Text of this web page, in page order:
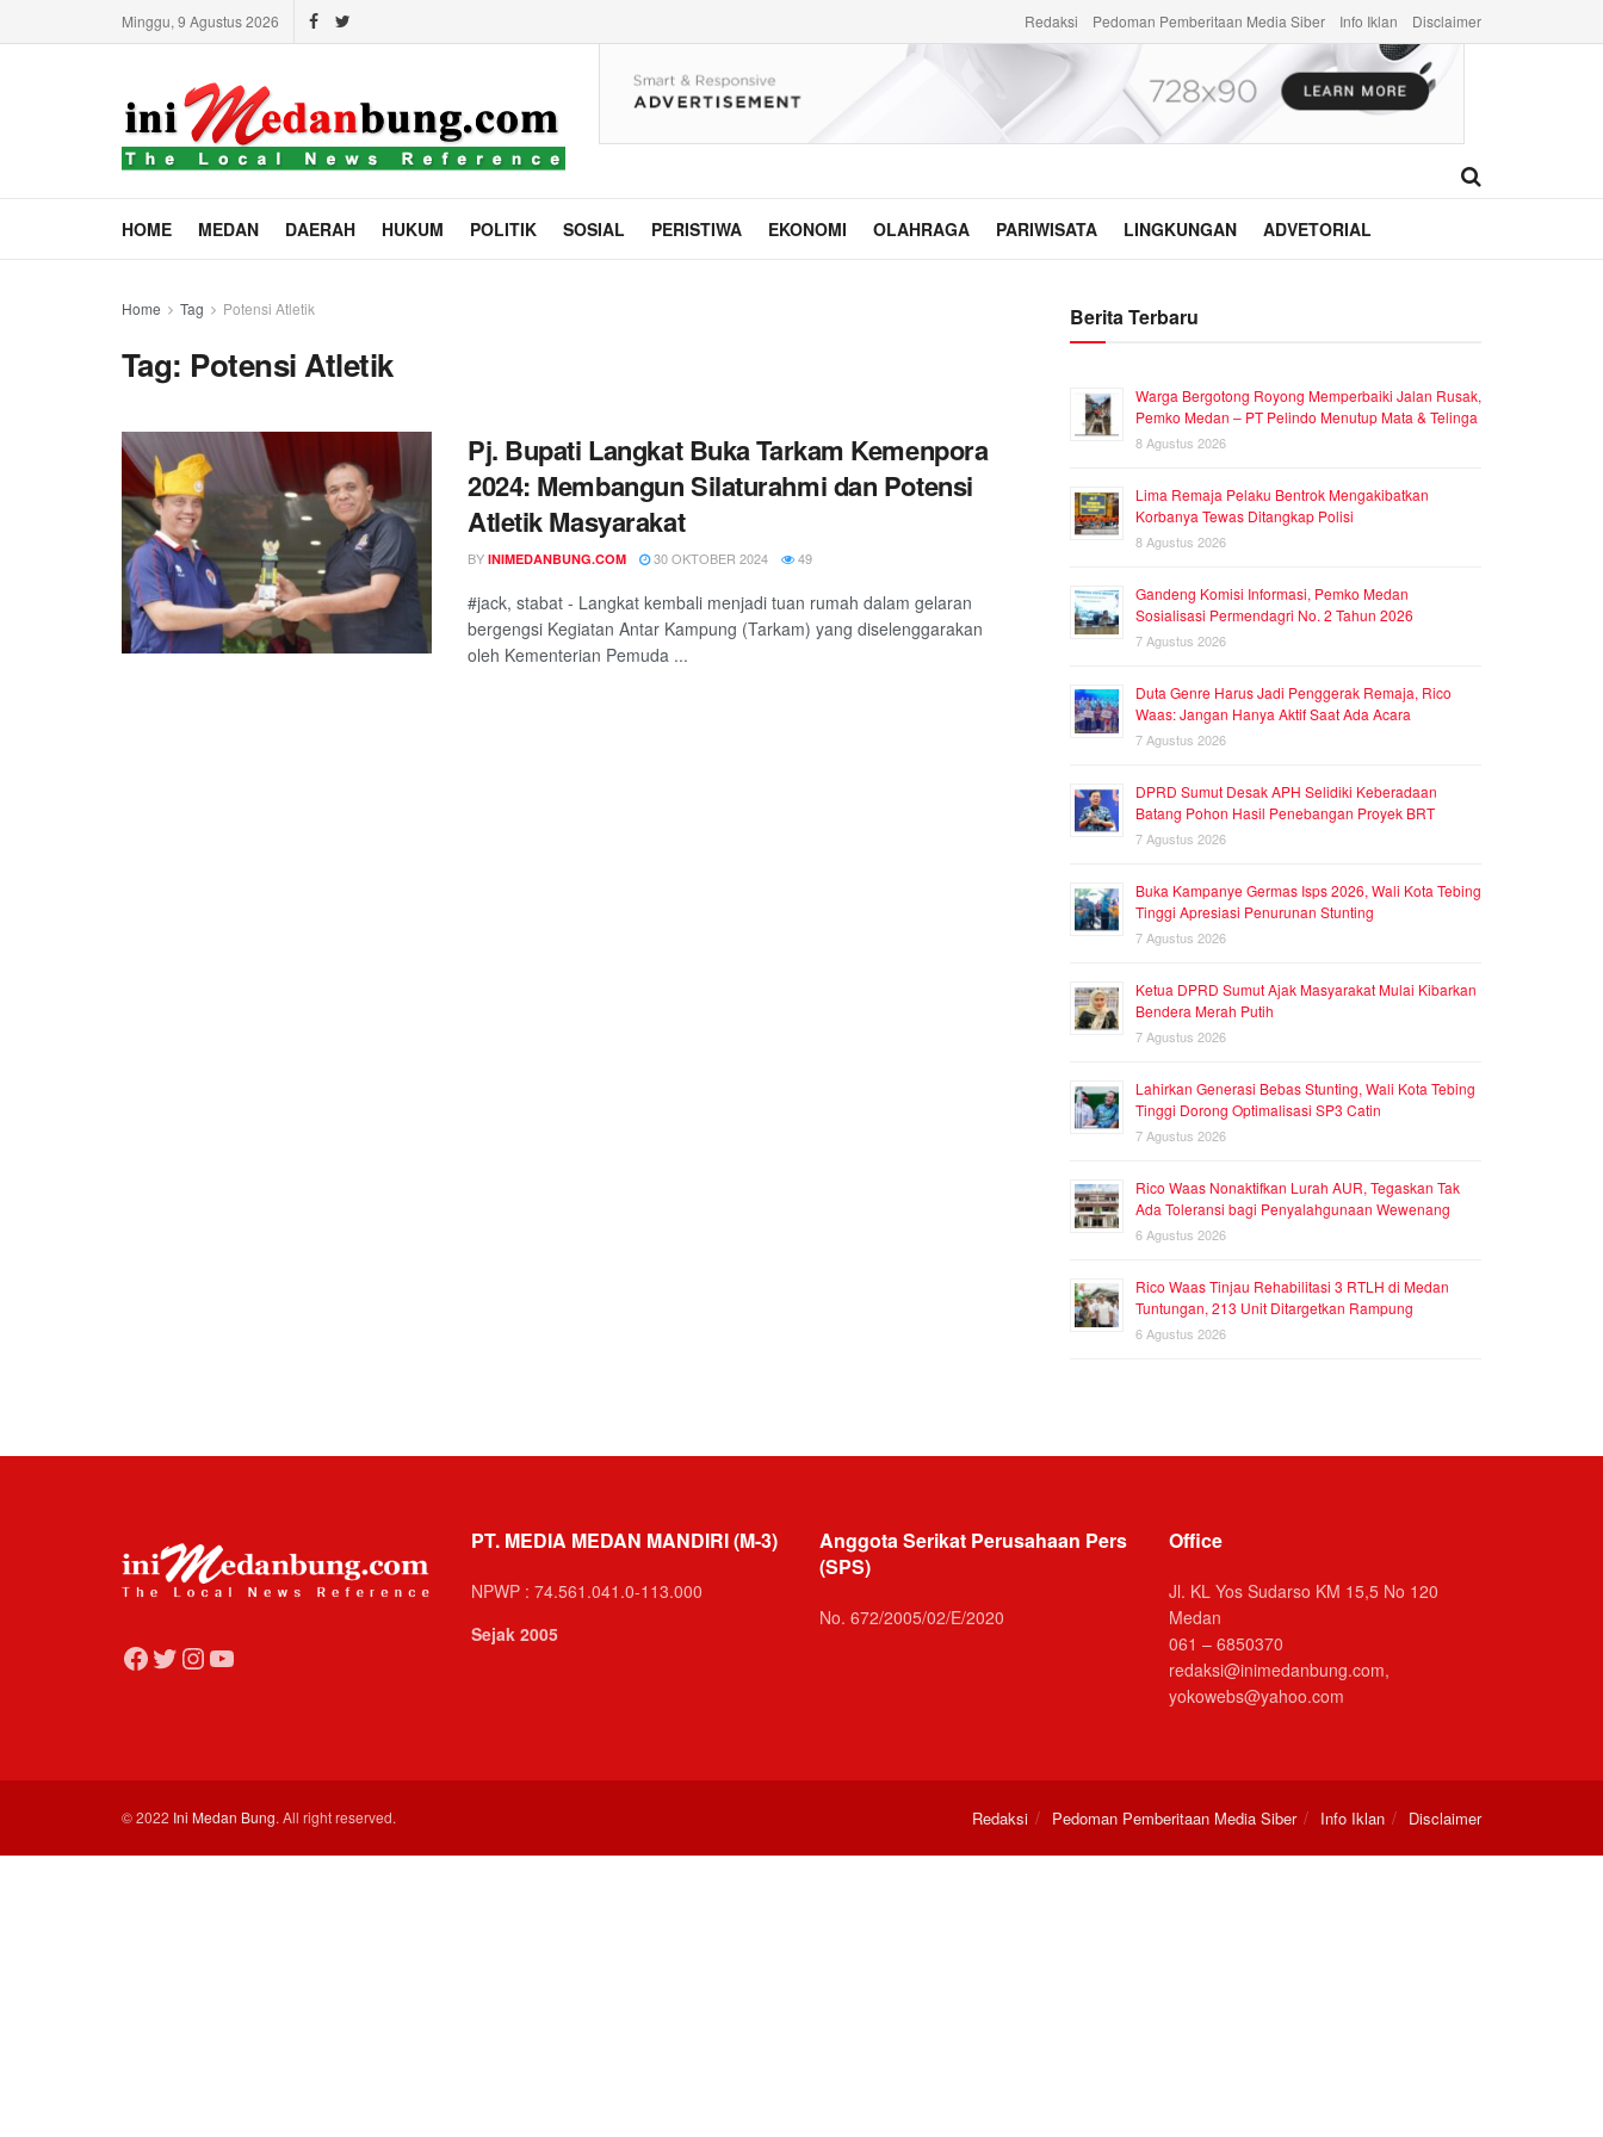
Minggu, 9 Agustus 2026 Redaksi Pedoman Pemberitaan Media Siber Info Iklan Disclaimer
HOME MEDAN DAERAH HUKUM POLITIK SOSIAL PERISTIWA EKONOMI OLAHRAGA PARIWISATA LINGKUNGAN ADVETORIAL
Home Tag Potensi Atletik
Tag: Potensi Atletik
Pj. Bupati Langkat Buka Tarkam Kemenpora
2024: Membangun Silaturahmi dan Potensi
Atletik Masyarakat
BY INIMEDANBUNG.COM 30 OKTOBER 2024 49
#jack, stabat - Langkat kembali menjadi tuan rumah dalam gelaran
bergengsi Kegiatan Antar Kampung (Tarkam) yang diselenggarakan
oleh Kementerian Pemuda ...
Berita Terbaru
Warga Bergotong Royong Memperbaiki Jalan Rusak,
Pemko Medan – PT Pelindo Menutup Mata & Telinga
8 Agustus 2026
Lima Remaja Pelaku Bentrok Mengakibatkan
Korbanya Tewas Ditangkap Polisi
8 Agustus 2026
Gandeng Komisi Informasi, Pemko Medan
Sosialisasi Permendagri No. 2 Tahun 2026
7 Agustus 2026
Duta Genre Harus Jadi Penggerak Remaja, Rico
Waas: Jangan Hanya Aktif Saat Ada Acara
7 Agustus 2026
DPRD Sumut Desak APH Selidiki Keberadaan
Batang Pohon Hasil Penebangan Proyek BRT
7 Agustus 2026
Buka Kampanye Germas Isps 2026, Wali Kota Tebing
Tinggi Apresiasi Penurunan Stunting
7 Agustus 2026
Ketua DPRD Sumut Ajak Masyarakat Mulai Kibarkan
Bendera Merah Putih
7 Agustus 2026
Lahirkan Generasi Bebas Stunting, Wali Kota Tebing
Tinggi Dorong Optimalisasi SP3 Catin
7 Agustus 2026
Rico Waas Nonaktifkan Lurah AUR, Tegaskan Tak
Ada Toleransi bagi Penyalahgunaan Wewenang
6 Agustus 2026
Rico Waas Tinjau Rehabilitasi 3 RTLH di Medan
Tuntungan, 213 Unit Ditargetkan Rampung
6 Agustus 2026
Facebook
Twitter
Instagram
YouTube
PT. MEDIA MEDAN MANDIRI (M-3)
NPWP : 74.561.041.0-113.000
Sejak 2005
Anggota Serikat Perusahaan Pers
(SPS)
No. 672/2005/02/E/2020
Office
Jl. KL Yos Sudarso KM 15,5 No 120
Medan
061 – 6850370
redaksi@inimedanbung.com,
yokowebs@yahoo.com
Redaksi Pedoman Pemberitaan Media Siber Info Iklan Disclaimer
© 2022 Ini Medan Bung. All right reserved.